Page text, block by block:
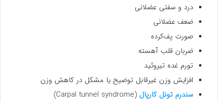
درد و سفتی عضلانی
ضعف عضلانی
صورت پف‌کرده
ضربان قلب آهسته
تورم غده تیروئید
افزایش وزن غیرقابل توضیح یا مشکل در کاهش وزن
سندرم تونل کارپال (Carpal tunnel syndrome)